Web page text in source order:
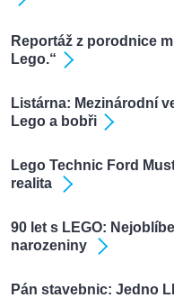
Reportáž z porodnice
Lego.“
Listárna: Mezinárodní
Lego a bobři
Lego Technic Ford
realita
90 let s LEGO:
narozeniny
Pán stavebnic: Jedno